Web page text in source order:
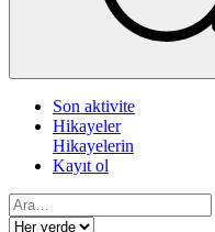
Son aktivite
Hikayeler
Hikayelerin
Kayıt ol